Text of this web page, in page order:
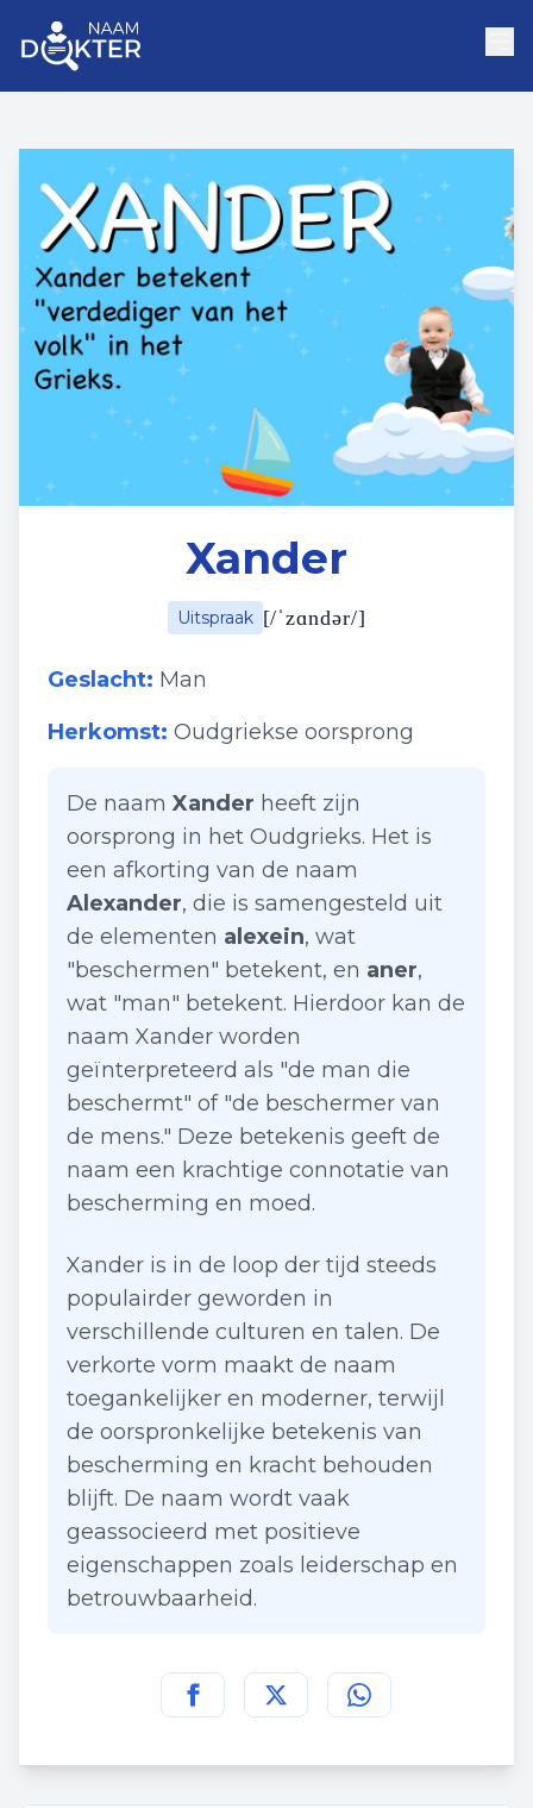
Xander
Uitspraak [/ˈzɑndər/]
Geslacht: Man
Herkomst: Oudgriekse oorsprong
De naam Xander heeft zijn
oorsprong in het Oudgrieks. Het is
een afkorting van de naam
Alexander, die is samengesteld uit
de elementen alexein, wat
"beschermen" betekent, en aner,
wat "man" betekent. Hierdoor kan de
naam Xander worden
geïnterpreteerd als "de man die
beschermt" of "de beschermer van
de mens." Deze betekenis geeft de
naam een krachtige connotatie van
bescherming en moed.
Xander is in de loop der tijd steeds
populairder geworden in
verschillende culturen en talen. De
verkorte vorm maakt de naam
toegankelijker en moderner, terwijl
de oorspronkelijke betekenis van
bescherming en kracht behouden
blijft. De naam wordt vaak
geassocieerd met positieve
eigenschappen zoals leiderschap en
betrouwbaarheid.
Deel deze pagina op
Deel deze pagina op
Deel deze pagina